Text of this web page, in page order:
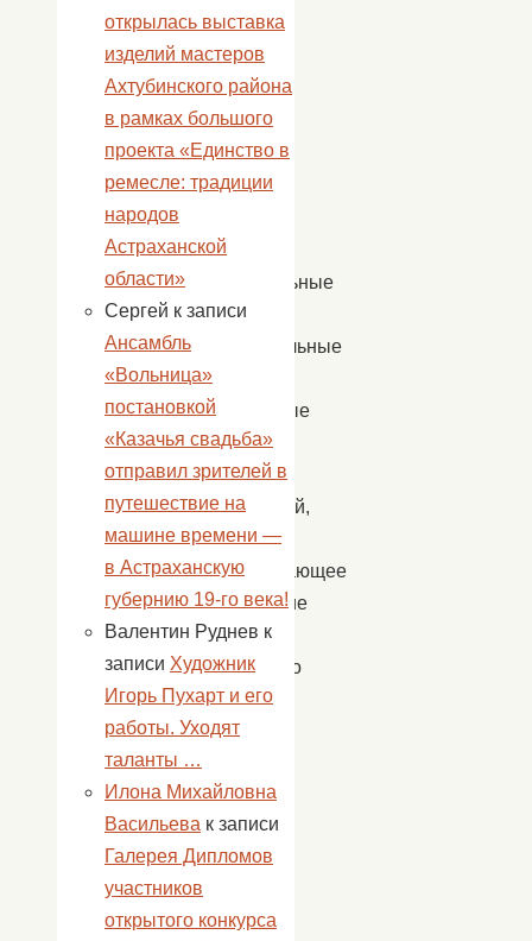
только
рассказ
о
той
далекой
битве,
и
музыкальные
и
танцевальные
связанные
с
военной
тематикой,
чтобы
подрастающее
поколение
глубже
понимало
смысл
нашей
Победы.
открылась выставка
изделий мастеров
Ахтубинского района
в рамках большого
проекта «Единство в
ремесле: традиции
народов
Астраханской
области»
Сергей к записи
Ансамбль
«Вольница»
постановкой
«Казачья свадьба»
отправил зрителей в
путешествие на
машине времени —
в Астраханскую
губернию 19-го века!
Валентин Руднев к
записи Художник
Игорь Пухарт и его
работы. Уходят
таланты …
Илона Михайловна
Васильева к записи
Галерея Дипломов
участников
открытого конкурса